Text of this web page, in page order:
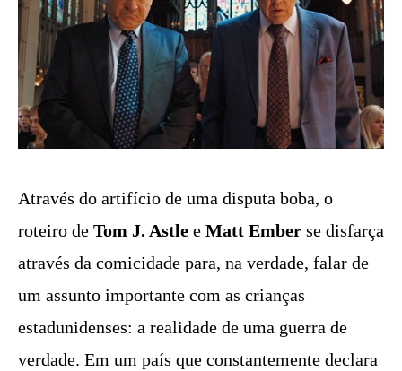
Através do artifício de uma disputa boba, o
roteiro de Tom J. Astle e Matt Ember se disfarça
através da comicidade para, na verdade, falar de
um assunto importante com as crianças
estadunidenses: a realidade de uma guerra de
verdade. Em um país que constantemente declara